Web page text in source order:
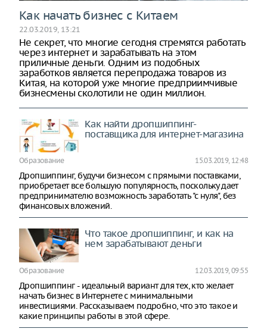
Как начать бизнес с Китаем
22.03.2019, 13:21
Не секрет, что многие сегодня стремятся работать
через интернет и зарабатывать на этом
приличные деньги. Одним из подобных
заработков является перепродажа товаров из
Китая, на которой уже многие предприимчивые
бизнесмены сколотили не один миллион.
Как найти дропшиппинг-
поставщика для интернет-магазина
Образование 15.03.2019, 12:48
Дропшиппинг, будучи бизнесом с прямыми поставками,
приобретает все большую популярность, поскольку дает
предпринимателю возможность заработать "с нуля", без
финансовых вложений.
Что такое дропшиппинг, и как на
нем зарабатывают деньги
Образование 12.03.2019, 09:55
Дропшиппинг - идеальный вариант для тех, кто желает
начать бизнес в Интернете с минимальными
инвестициями. Рассказываем подробно, что это такое и
какие принципы работы в этой сфере.